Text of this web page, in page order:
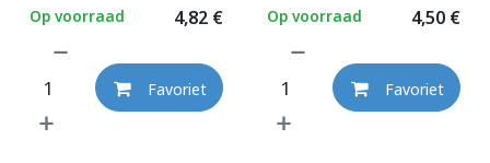
4,82€
Op voorraad
Favoriet
4,50€
Op voorraad
Favoriet